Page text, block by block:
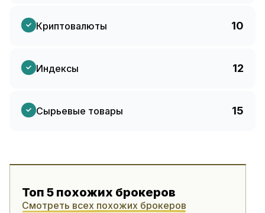
Криптовалюты 10
Индексы 12
Сырьевые товары 15
Топ 5 похожих брокеров
Смотреть всех похожих брокеров